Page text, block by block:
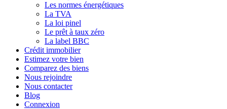
Les normes énergétiques
La TVA
La loi pinel
Le prêt à taux zéro
La label BBC
Crédit immobilier
Estimez votre bien
Comparez des biens
Nous rejoindre
Nous contacter
Blog
Connexion